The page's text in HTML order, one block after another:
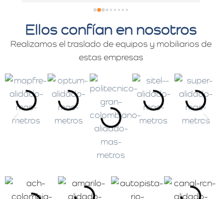
Ellos confían en nosotros
Realizamos el traslado de equipos y mobiliarios de
estas empresas